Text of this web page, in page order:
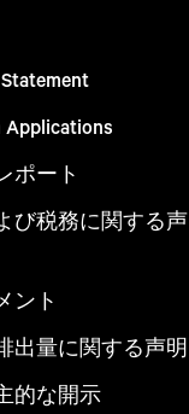
Applications
ポート
び税務に関する声
ント
出量に関する声明
的な開示